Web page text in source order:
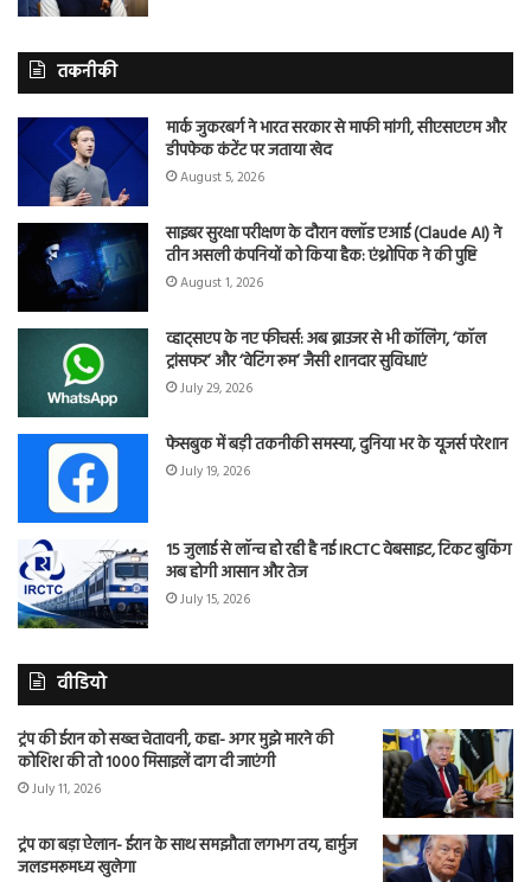
तकनीकी
मार्क जुकरबर्ग ने भारत सरकार से माफी मांगी, सीएसएएम और
डीपफेक कंटेंट पर जताया खेद
August 5, 2026
साइबर सुरक्षा परीक्षण के दौरान क्लॉड एआई (Claude AI) ने
तीन असली कंपनियों को किया हैक: एंथ्रोपिक ने की पुष्टि
August 1, 2026
व्हाट्सएप के नए फीचर्स: अब ब्राउजर से भी कॉलिंग, ‘कॉल
ट्रांसफर’ और ‘वेटिंग रूम’ जैसी शानदार सुविधाएं
July 29, 2026
फेसबुक में बड़ी तकनीकी समस्या, दुनिया भर के यूजर्स परेशान
July 19, 2026
15 जुलाई से लॉन्च हो रही है नई IRCTC वेबसाइट, टिकट बुकिंग
अब होगी आसान और तेज
July 15, 2026
वीडियो
ट्रंप की ईरान को सख्त चेतावनी, कहा- अगर मुझे मारने की
कोशिश की तो 1000 मिसाइलें दाग दी जाएंगी
July 11, 2026
ट्रंप का बड़ा ऐलान- ईरान के साथ समझौता लगभग तय, हार्मुज
जलडमरूमध्य खुलेगा